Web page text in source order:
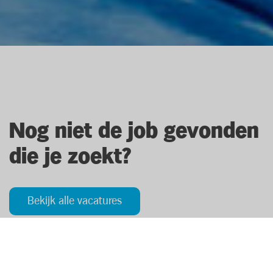
Nog niet de job gevonden
die je zoekt?
Bekijk alle vacatures